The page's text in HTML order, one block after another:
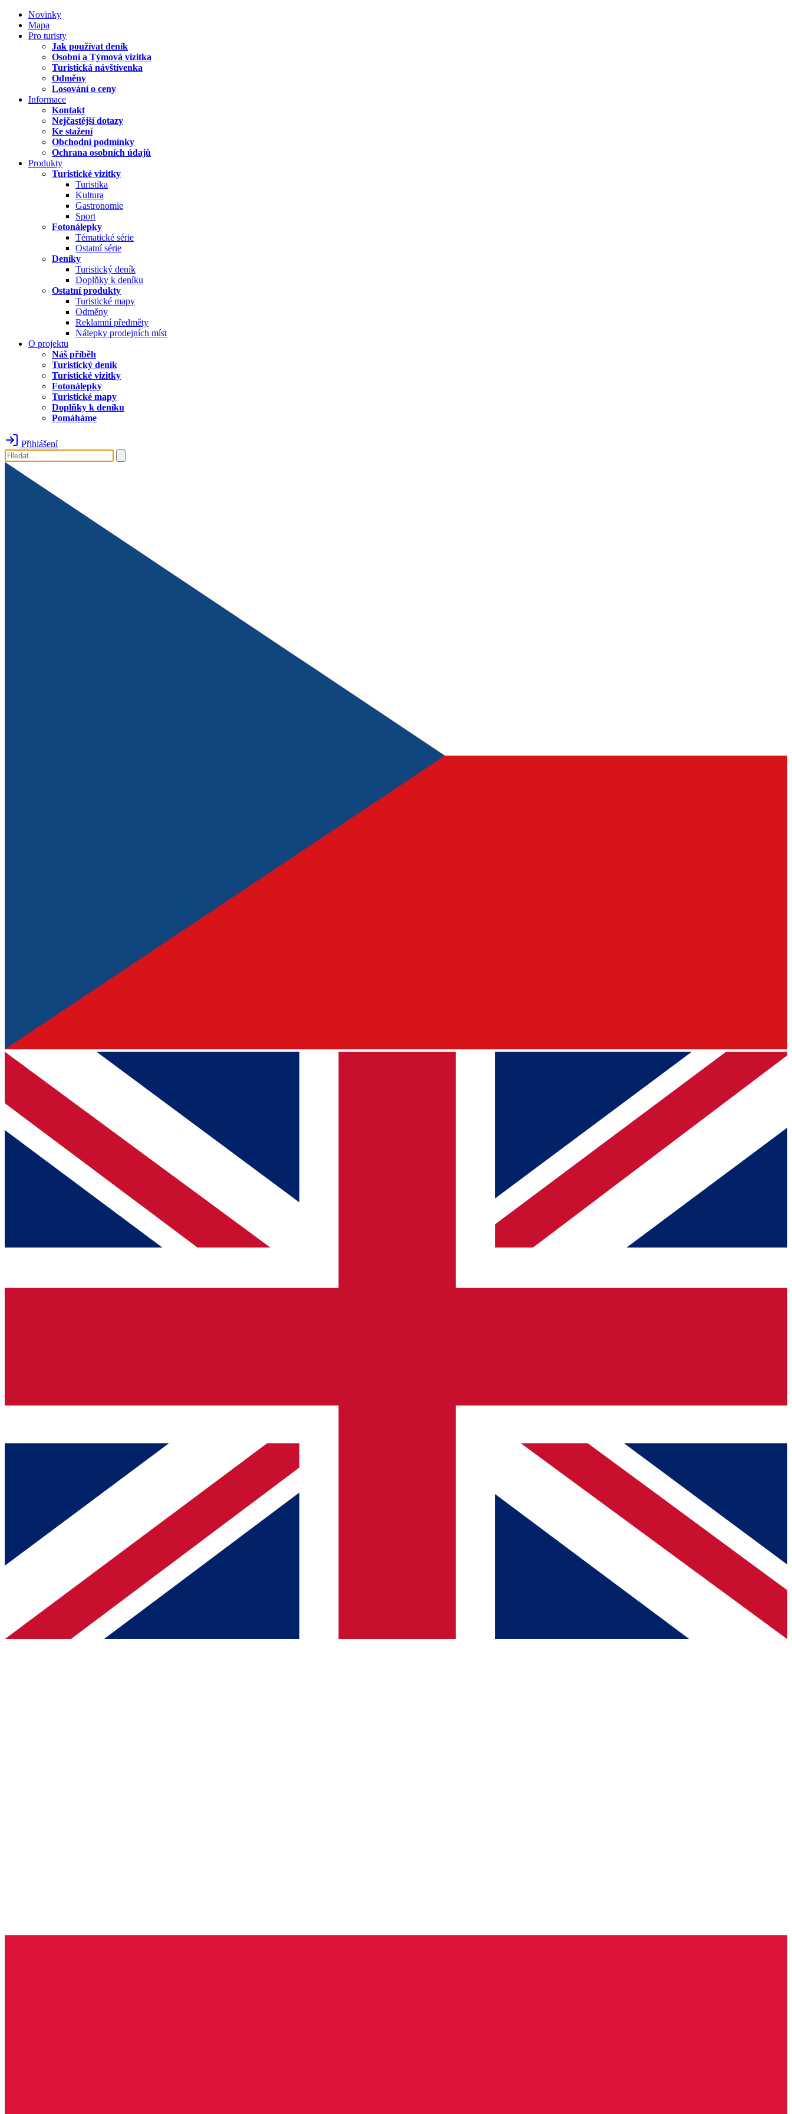
Novinky
Mapa
Pro turisty
Jak používat deník
Osobní a Týmová vizitka
Turistická návštívenka
Odměny
Losování o ceny
Informace
Kontakt
Nejčastější dotazy
Ke stažení
Obchodní podmínky
Ochrana osobních údajů
Produkty
Turistické vizitky
Turistika
Kultura
Gastronomie
Sport
Fotonálepky
Tématické série
Ostatní série
Deníky
Turistický deník
Doplňky k deníku
Ostatní produkty
Turistické mapy
Odměny
Reklamní předměty
Nálepky prodejních míst
O projektu
Náš příběh
Turistický deník
Turistické vizitky
Fotonálepky
Turistické mapy
Doplňky k deníku
Pomáháme
Přihlášení